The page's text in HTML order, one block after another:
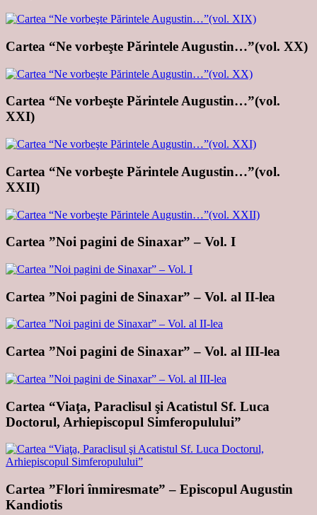
Cartea “Ne vorbeşte Părintele Augustin…”(vol. XX)
Cartea “Ne vorbeşte Părintele Augustin…”(vol.
XXI)
Cartea “Ne vorbeşte Părintele Augustin…”(vol.
XXII)
Cartea ”Noi pagini de Sinaxar” – Vol. I
Cartea ”Noi pagini de Sinaxar” – Vol. al II-lea
Cartea ”Noi pagini de Sinaxar” – Vol. al III-lea
Cartea “Viaţa, Paraclisul şi Acatistul Sf. Luca
Doctorul, Arhiepiscopul Simferopulului”
Cartea ”Flori înmiresmate” – Episcopul Augustin
Kandiotis